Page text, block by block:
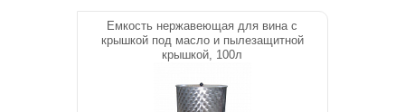
Емкость нержавеющая для вина с
крышкой под масло и пылезащитной
крышкой, 100л